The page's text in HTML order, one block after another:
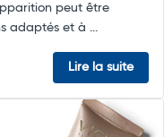
peut être
adaptés et à ...
Lire la suite